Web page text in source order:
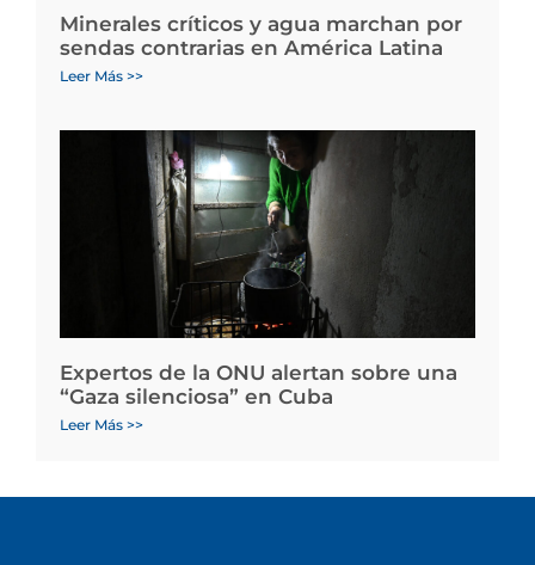
Minerales críticos y agua marchan por
sendas contrarias en América Latina
Leer Más >>
Expertos de la ONU alertan sobre una
“Gaza silenciosa” en Cuba
Leer Más >>